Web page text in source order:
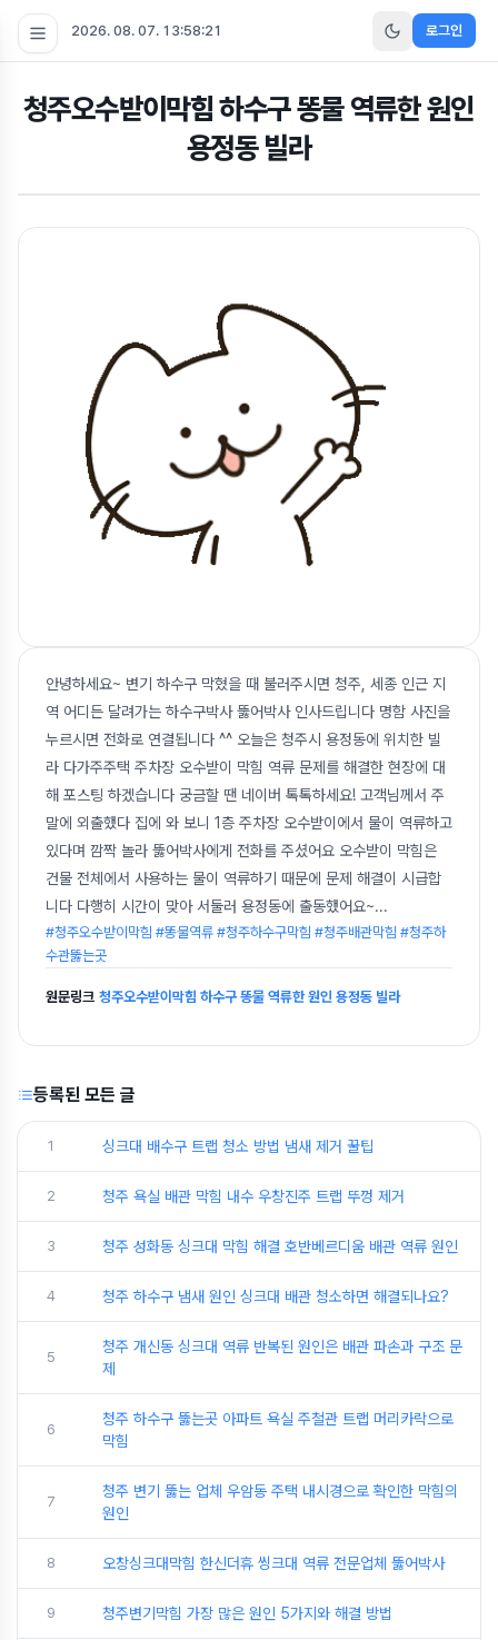
2026. 08. 07. 13:58:21 로그인
청주오수받이막힘 하수구 똥물 역류한 원인
용정동 빌라
안녕하세요~ 변기 하수구 막혔을 때 불러주시면 청주, 세종 인근 지
역 어디든 달려가는 하수구박사 뚫어박사 인사드립니다 명함 사진을
누르시면 전화로 연결됩니다 ^^ 오늘은 청주시 용정동에 위치한 빌
라 다가주주택 주차장 오수받이 막힘 역류 문제를 해결한 현장에 대
해 포스팅 하겠습니다 궁금할 땐 네이버 톡톡하세요! 고객님께서 주
말에 외출했다 집에 와 보니 1층 주차장 오수받이에서 물이 역류하고
있다며 깜짝 놀라 뚫어박사에게 전화를 주셨어요 오수받이 막힘은
건물 전체에서 사용하는 물이 역류하기 때문에 문제 해결이 시급합
니다 다행히 시간이 맞아 서둘러 용정동에 출동했어요~...
#청주오수받이막힘 #똥물역류 #청주하수구막힘 #청주배관막힘 #청주하
수관뚫는곳
원문링크 청주오수받이막힘 하수구 똥물 역류한 원인 용정동 빌라
등록된 모든 글
1 싱크대 배수구 트랩 청소 방법 냄새 제거 꿀팁
2 청주 욕실 배관 막힘 내수 우창진주 트랩 뚜껑 제거
3 청주 성화동 싱크대 막힘 해결 호반베르디움 배관 역류 원인
4 청주 하수구 냄새 원인 싱크대 배관 청소하면 해결되나요?
5
청주 개신동 싱크대 역류 반복된 원인은 배관 파손과 구조 문
제
6
청주 하수구 뚫는곳 아파트 욕실 주철관 트랩 머리카락으로
막힘
7
청주 변기 뚫는 업체 우암동 주택 내시경으로 확인한 막힘의
원인
8 오창싱크대막힘 한신더휴 씽크대 역류 전문업체 뚫어박사
9 청주변기막힘 가장 많은 원인 5가지와 해결 방법